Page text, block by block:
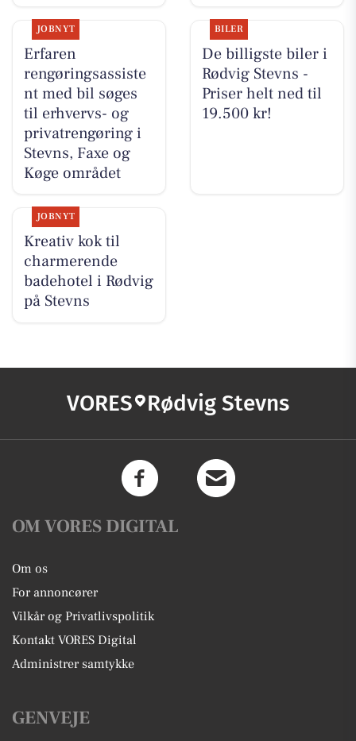
JOBNYT
Erfaren
rengøringsassiste
nt med bil søges
til erhvervs- og
privatrengøring i
Stevns, Faxe og
Køge området
BILER
De billigste biler i
Rødvig Stevns -
Priser helt ned til
19.500 kr!
JOBNYT
Kreativ kok til
charmerende
badehotel i Rødvig
på Stevns
VORES Rødvig Stevns
OM VORES DIGITAL
Om os
For annoncører
Vilkår og Privatlivspolitik
Kontakt VORES Digital
Administrer samtykke
GENVEJE